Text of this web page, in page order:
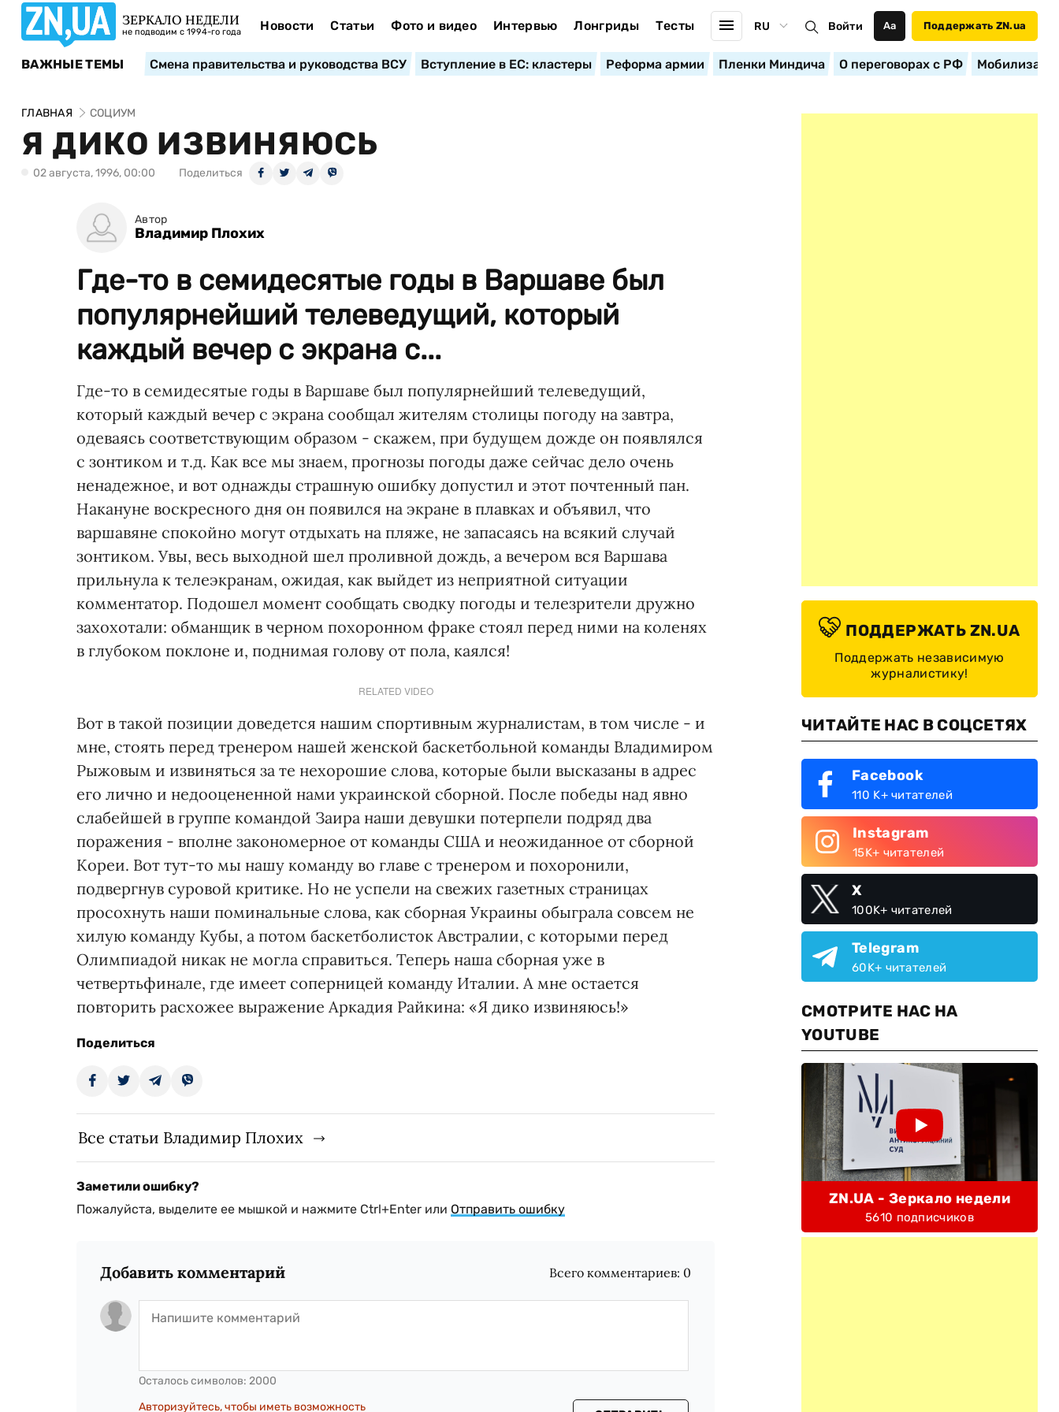
ЗЕРКАЛО НЕДЕЛИ
не подводим с 1994-го года Новости Статьи Фото и видео Интервью Лонгриды Тесты RU Войти Аа Поддержать ZN.ua
ВАЖНЫЕ ТЕМЫ Смена правительства и руководства ВСУ Вступление в ЕС: кластеры Реформа армии Пленки Миндича О переговорах с РФ
ГЛАВНАЯ СОЦИУМ
Я ДИКО ИЗВИНЯЮСЬ
02 августа, 1996, 00:00 Поделиться
Автор
Владимир Плохих
Где-то в семидесятые годы в Варшаве был
популярнейший телеведущий, который
каждый вечер с экрана с...
Где-то в семидесятые годы в Варшаве был популярнейший телеведущий,
который каждый вечер с экрана сообщал жителям столицы погоду на завтра,
одеваясь соответствующим образом - скажем, при будущем дожде он появлялся
с зонтиком и т.д. Как все мы знаем, прогнозы погоды даже сейчас дело очень
ненадежное, и вот однажды страшную ошибку допустил и этот почтенный пан.
Накануне воскресного дня он появился на экране в плавках и объявил, что
варшавяне спокойно могут отдыхать на пляже, не запасаясь на всякий случай
зонтиком. Увы, весь выходной шел проливной дождь, а вечером вся Варшава
прильнула к телеэкранам, ожидая, как выйдет из неприятной ситуации
комментатор. Подошел момент сообщать сводку погоды и телезрители дружно
захохотали: обманщик в черном похоронном фраке стоял перед ними на коленях
в глубоком поклоне и, поднимая голову от пола, каялся!
RELATED VIDEO
Вот в такой позиции доведется нашим спортивным журналистам, в том числе - и
мне, стоять перед тренером нашей женской баскетбольной команды Владимиром
Рыжовым и извиняться за те нехорошие слова, которые были высказаны в адрес
его лично и недооцененной нами украинской сборной. После победы над явно
слабейшей в группе командой Заира наши девушки потерпели подряд два
поражения - вполне закономерное от команды США и неожиданное от сборной
Кореи. Вот тут-то мы нашу команду во главе с тренером и похоронили,
подвергнув суровой критике. Но не успели на свежих газетных страницах
просохнуть наши поминальные слова, как сборная Украины обыграла совсем не
хилую команду Кубы, а потом баскетболисток Австралии, с которыми перед
Олимпиадой никак не могла справиться. Теперь наша сборная уже в
четвертьфинале, где имеет соперницей команду Италии. А мне остается
повторить расхожее выражение Аркадия Райкина: «Я дико извиняюсь!»
Поделиться
Все статьи Владимир Плохих
Заметили ошибку?
Пожалуйста, выделите ее мышкой и нажмите Ctrl+Enter или Отправить ошибку
Добавить комментарий Всего комментариев: 0
Осталось символов: 2000
Авторизуйтесь, чтобы иметь возможность
ПОДДЕРЖАТЬ ZN.UA
Поддержать независимую
журналистику!
ЧИТАЙТЕ НАС В СОЦСЕТЯХ
Facebook
110 K+ читателей
Instagram
15K+ читателей
X
100K+ читателей
Telegram
60K+ читателей
СМОТРИТЕ НАС НА
YOUTUBE
ZN.UA - Зеркало недели
5610 подписчиков